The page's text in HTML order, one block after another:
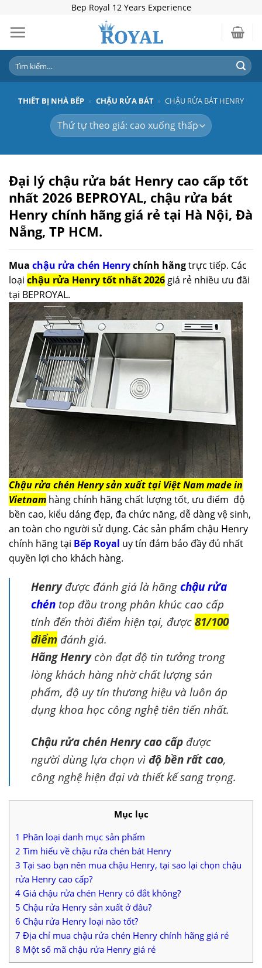
content
Bep Royal 12 Years Experience
Tìm
kiếm:
THIẾT BỊ NHÀ BẾP » CHẬU RỬA BÁT » CHẬU RỬA BÁT HENRY
Đại lý chậu rửa bát Henry cao cấp tốt
nhất 2026 BEPROYAL, chậu rửa bát
Henry chính hãng giá rẻ tại Hà Nội, Đà
Nẵng, TP HCM.
Mua chậu rửa chén Henrychính hãngtrực tiếp. Các
loại chậu rửa Henry tốt nhất 2026 giá rẻ nhiều ưu đãi
tại BEPROYAL.
Chậu rửa chén Henry sản xuất tại Việt Nam made in
Vietnam hàng chính hãng chất lượng tốt, ưu điểm độ
bền cao, kiểu dáng đẹp, đa chức năng, dễ dàng vệ sinh,
an toàn cho người sử dụng. Các sản phẩm chậu Henry
chính hãng tại Bếp Royal uy tín đảm bảo đầy đủ nhất
quyền lợi cho khách hàng.
Henryđược đánh giá là hãngchậu rửa
chén top đầu trong phân khúc cao cấp
tính đến thời điểm hiện tại, được81/100
điểm đánh giá.
Hãng Henrycòn đạt độ tin tưởng trong
lòng khách hàng nhờ chất lượng sản
phẩm, độ uy tín thương hiệu và luôn áp
dụng khoa học công nghệ tiên tiến nhất.
Chậu rửa chén Henry cao cấp được
người dùng lựa chọn vìđộ bền rất cao,
công nghệ hiện đại và thiết kế sang trọng.
Mục lục
1 Phân loại danh mục sản phẩm
2 Tìm hiểu về chậu rửa chén bát Henry
3 Tại sao bạn nên mua chậu Henry, tại sao lại chọn chậu
rửa Henry cao cấp?
4 Giá chậu rửa chén Henry có đắt không?
5 Chậu rửa Henry sản xuất ở đâu?
6 Chậu rửa Henry loại nào tốt?
7 Địa chỉ mua chậu rửa chén Henry chính hãng giá rẻ
8 Một số mã chậu rửa Henry giá rẻ